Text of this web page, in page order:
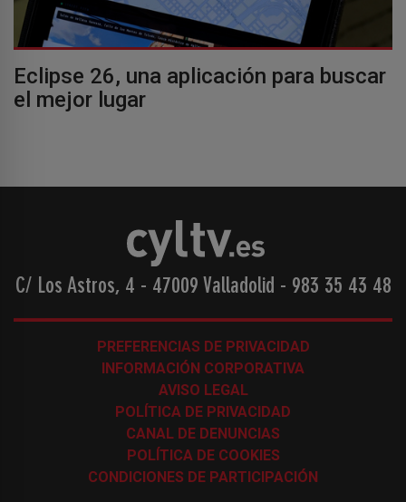
Eclipse 26, una aplicación para buscar
el mejor lugar
C/ Los Astros, 4 - 47009 Valladolid - 983 35 43 48
PREFERENCIAS DE PRIVACIDAD
INFORMACIÓN CORPORATIVA
AVISO LEGAL
POLÍTICA DE PRIVACIDAD
CANAL DE DENUNCIAS
POLÍTICA DE COOKIES
CONDICIONES DE PARTICIPACIÓN